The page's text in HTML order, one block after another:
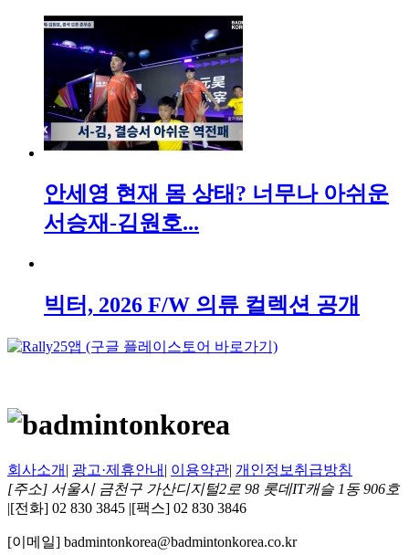
안세영 현재 몸 상태? 너무나 아쉬운
서승재-김원호...
빅터, 2026 F/W 의류 컬렉션 공개
회사소개 | 광고·제휴안내 | 이용약관| 개인정보취급방침
[주소] 서울시 금천구 가산디지털2로 98 롯데IT캐슬 1동 906호
|[전화] 02 830 3845 |[팩스] 02 830 3846
[이메일] badmintonkorea@badmintonkorea.co.kr